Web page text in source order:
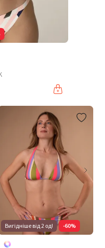
Вигідніше від 2 од! -60%